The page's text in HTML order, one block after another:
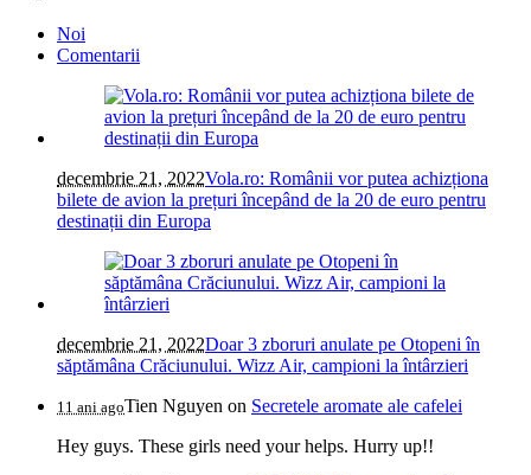
Noi
Comentarii
decembrie 21, 2022Vola.ro: Românii vor putea achizționa
bilete de avion la prețuri începând de la 20 de euro pentru
destinații din Europa
decembrie 21, 2022Doar 3 zboruri anulate pe Otopeni în
săptămâna Crăciunului. Wizz Air, campioni la întârzieri
11 ani agoTien Nguyen on Secretele aromate ale cafelei
Hey guys. These girls need your helps. Hurry up!!